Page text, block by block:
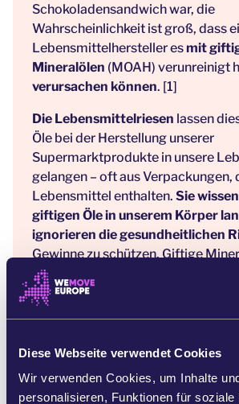
Diese Webseite verwendet Cookies
Wir verwenden Cookies, um Inhalte
personalisieren, Funktionen für soziale
Schokoladensandwich war, die
Wahrscheinlichkeit ist groß, dass
Lebensmittelhersteller esmit
Mineralölen (MOAH) verunreinigt
verursachen können. [1]
Die Lebensmittelriesen lassen
Öle bei der Herstellung unserer
Supermarktprodukte in unsere
gelangen – oft aus Verpackungen,
Lebensmittel enthalten. Sie
giftigen Öle in unserem Körper
ignorieren die gesundheitlichen
Gewinne zu schützen. Giftige
in fast der Hälfte der in Frankreich,
und den Niederlanden getesteten
Europäische Kommission